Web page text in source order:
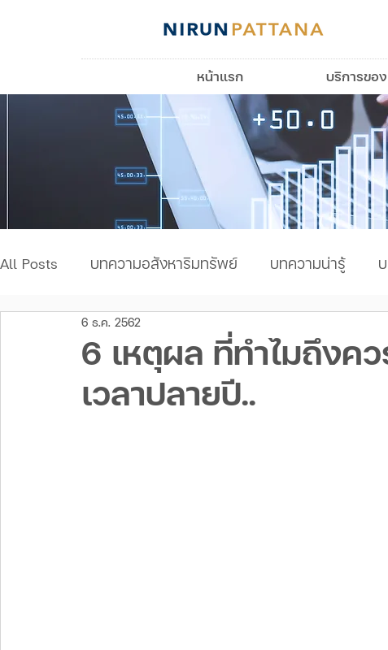
หน้าแรก บริการของ
All Posts บทความอสังหาริมทรัพย์ บทความน่ารู้
บทความเรื่องบ้าน
6 เหตุผล ที่ทำไมถึงค
เวลาปลายปี..
6 ธ.ค. 2562